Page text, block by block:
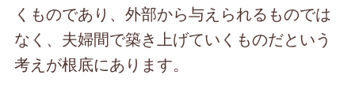
くものであり、外部から与えられるものでは
なく、夫婦間で築き上げていくものだという
考えが根底にあります。